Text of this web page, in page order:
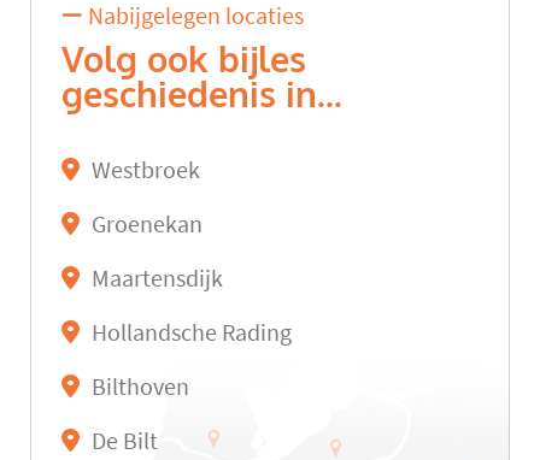
Nabijgelegen locaties
Volg ook bijles
geschiedenis in...
Westbroek
Groenekan
Maartensdijk
Hollandsche Rading
Bilthoven
De Bilt